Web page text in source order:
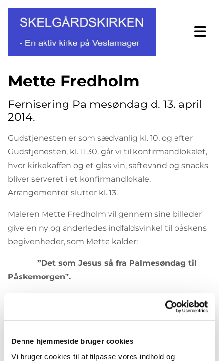
Denne hjemmeside bruger cookies
Vi bruger cookies til at tilpasse vores indhold og
Mette Fredholm
Fernisering Palmesøndag d. 13. april
2014.
Gudstjenesten er som sædvanlig kl. 10, og efter
Gudstjenesten, kl. 11.30. går vi til konfirmandlokalet,
hvor kirkekaffen og et glas vin, saftevand og snacks
bliver serveret i et konfirmandlokale.
Arrangementet slutter kl. 13.
Maleren Mette Fredholm vil gennem sine billeder
give en ny og anderledes indfaldsvinkel til påskens
begivenheder, som Mette kalder:
”Det som Jesus så fra Palmesøndag til
Påskemorgen”.
Her fortæller Mette Fredholm om historien via
Mette er født i 1948 i København. Hun er uddannet
på Holbæk Kunsthøjskole og Glyptotekets